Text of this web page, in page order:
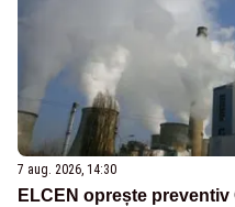
7 aug. 2026, 14:30
ELCEN oprește